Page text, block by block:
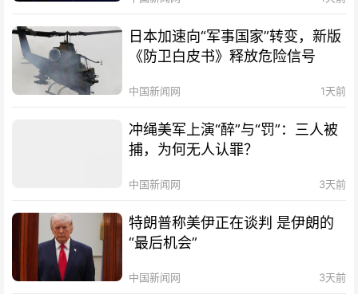
日本加速向“军事国家”转变，新版
《防卫白皮书》释放危险信号
中国新闻网 1天前
冲绳美军上演“醉”与“罚”：三人被
捕，为何无人认罪？
中国新闻网 3天前
特朗普称美伊正在谈判 是伊朗的
“最后机会”
中国新闻网 3天前